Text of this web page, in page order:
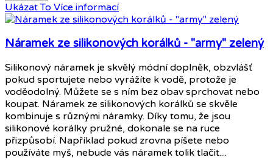
Ukázat To Více informací
Náramek ze silikonových korálků - "army" zelený
Silikonový náramek je skvělý módní doplněk, obzvlášť
pokud sportujete nebo vyrážíte k vodě, protože je
voděodolný. Můžete se s ním bez obav sprchovat nebo
koupat. Náramek ze silikonových korálků se skvěle
kombinuje s různými náramky. Díky tomu, že jsou
silikonové korálky pružné, dokonale se na ruce
přizpůsobí. Například pokud zrovna píšete nebo
používáte myš, nebude vás náramek tolik tlačit....